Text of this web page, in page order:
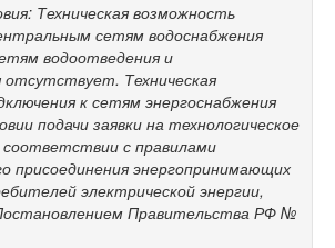
Техническая возможность
сетям водоснабжения
водоотведения и
Техническая
к сетям энергоснабжения
подачи заявки на технологическое
соответствии с правилами
присоединения энергопринимающих
электрической энергии,
Правительства РФ №